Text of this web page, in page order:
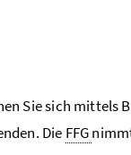
Sie sich mittels
Die FFG